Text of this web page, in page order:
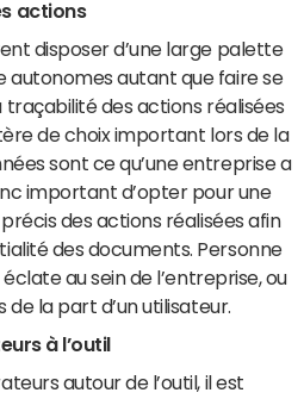
actions
disposer d’une large palette
autonomes autant que faire se
traçabilité des actions réalisées
de choix important lors de la
sont ce qu’une entreprise a
important d’opter pour une
des actions réalisées afin
des documents. Personne
éclate au sein de l’entreprise, ou
la part d’un utilisateur.
à l’outil
autour de l’outil, il est